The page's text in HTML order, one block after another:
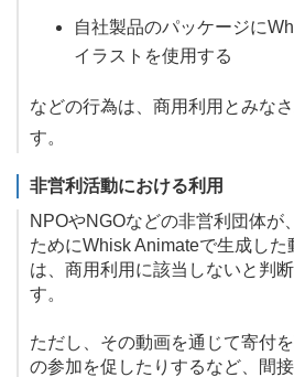
自社製品のパッケージに
イラストを使用する
などの行為は、商用利用とみな
す。
非営利活動における利用
NPOやNGOなどの非営利団体が
ためにWhisk Animateで生成した
は、商用利用に該当しないと判
す。
ただし、その動画を通じて寄付
の参加を促したりするなど、間